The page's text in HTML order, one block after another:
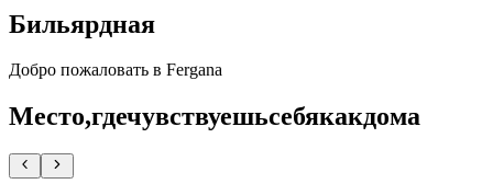
Бильярдная
Добро пожаловать в Fergana
Место,гдечувствуешьсебякакдома